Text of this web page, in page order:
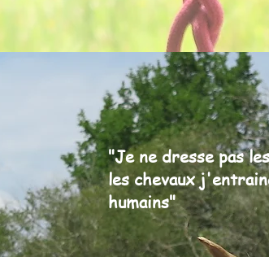
"Je ne dresse pas
les chevaux
humains"